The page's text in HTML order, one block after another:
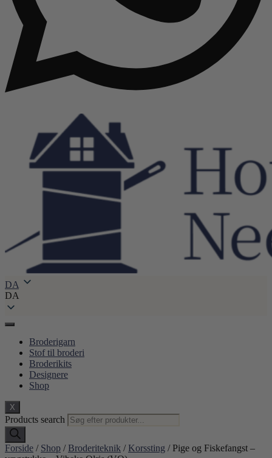
DA
DA
Broderigarn
Stof til broderi
Broderikits
Designere
Shop
X
Products search
Forside / Shop / Broderiteknik / Korssting / Pige og Fiskefangst –